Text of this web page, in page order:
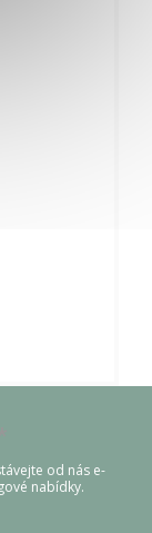
od nás e-
nabídky.